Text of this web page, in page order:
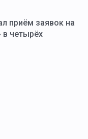
приём заявок на
в четырёх